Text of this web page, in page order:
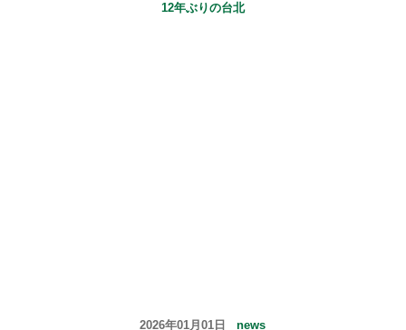
12年ぶりの台北
2026年01月01日news